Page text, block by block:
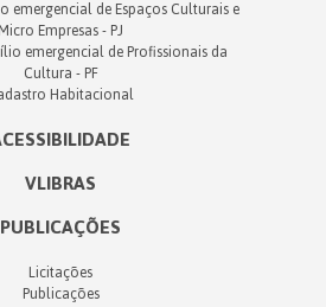
emergencial de Espaços Culturais e
Micro Empresas - PJ
emergencial de Profissionais da
Cultura - PF
Habitacional
VLIBRAS
PUBLICAÇÕES
Licitações
Publicações